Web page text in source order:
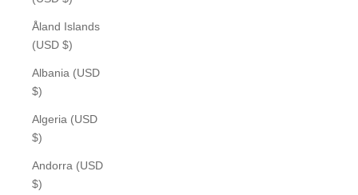
Åland Islands
(USD $)
Albania (USD
$)
Algeria (USD
$)
Andorra (USD
$)